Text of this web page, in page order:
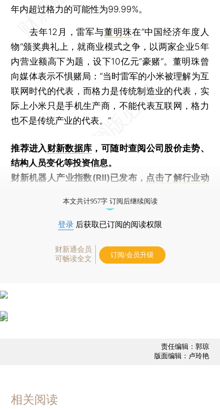
年内超过格力的可能性为99.99%。
去年12月，雷军与董明珠在”中国经济年度人
物“颁奖典礼上，就商业模式之争，以两家企业5年
内营业额高下为题，设下10亿元”豪赌“。董明珠曾
向媒体表示不惧赌局：“当时雷军的小米被理解为互
联网时代的代表，而格力是传统制造业的代表，实
际上小米只是手机生产商，不能代表互联网，格力
也不是传统产业的代表。”
推荐进入财新数据库 ，可随时查阅公司股价走势、
结构人员变化等投资信息。
财新机器人产业指数(RII)已发布， 点击了解行业动
本文共计957字 订阅后继续阅读
登录 后获取已订阅的阅读权限
财新通会员
可畅读全文
订阅/会员升级
责任编辑：郭琼
版面编辑：卢玲艳
相关阅读